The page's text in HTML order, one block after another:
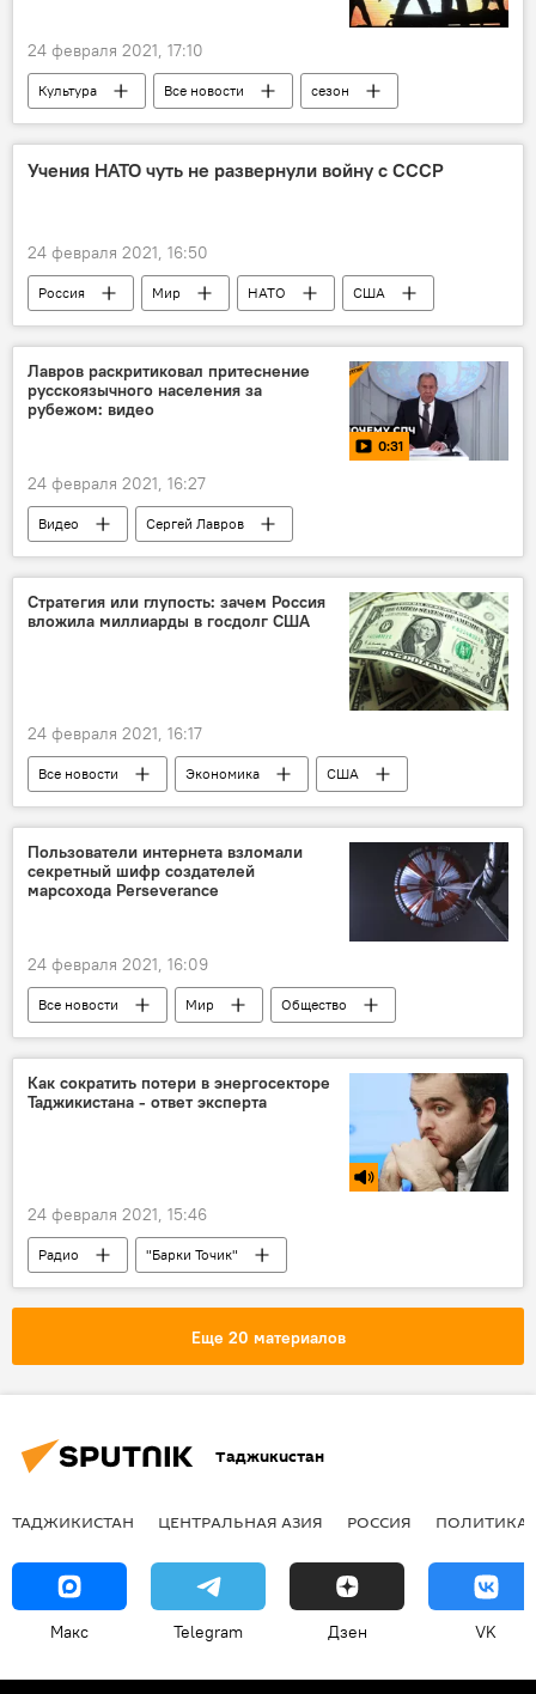
24 февраля 2021, 17:10
Культура Все новости
сезон
Таджикистан
театр
Учения НАТО чуть не развернули войну с СССР
24 февраля 2021, 16:50
Россия Мир НАТО
США
СССР
ядерная война
Лавров раскритиковал притеснение
русскоязычного населения за
рубежом: видео
0:31
24 февраля 2021, 16:27
Видео
Сергей Лавров
русский язык
Россия
Стратегия или глупость: зачем Россия
вложила миллиарды в госдолг США
24 февраля 2021, 16:17
Все новости Экономика
США
доллар
Россия
Пользователи интернета взломали
секретный шифр создателей
марсохода Perseverance
24 февраля 2021, 16:09
Все новости Мир
Общество
Наука и технологии
Марс секрет
Как сократить потери в энергосекторе
Таджикистана - ответ эксперта
24 февраля 2021, 15:46
Радио
"Барки Точик"
электроэнергия
Таджикистан
Еще 20 материалов
Таджикистан
ТАДЖИКИСТАН ЦЕНТРАЛЬНАЯ АЗИЯ РОССИЯ ПОЛИТИКА
Макс Telegram Дзен VK